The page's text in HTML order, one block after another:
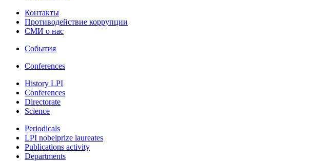
Контакты
Противодействие коррупции
СМИ о нас
События
Conferences
History LPI
Conferences
Directorate
Science
Periodicals
LPI nobelprize laureates
Publications activity
Departments